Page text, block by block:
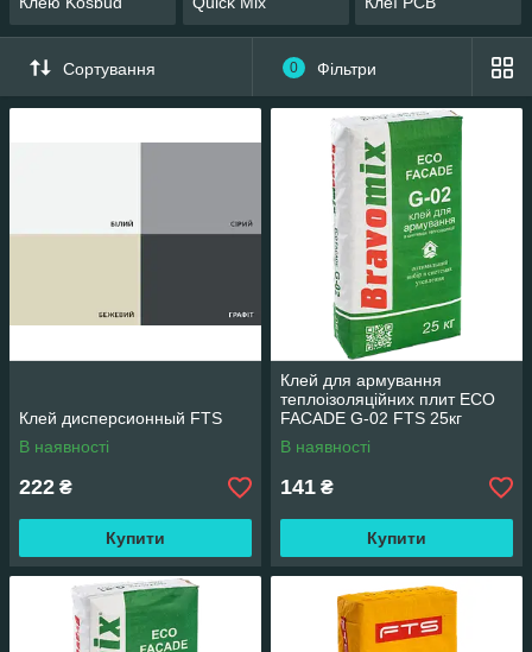
Сортування 0 Фільтри
Клей дисперсионный FTS
В наявності
222 ₴
Купити
Клей для армування
теплоізоляційних плит ECO
FACADE G-02 FTS 25кг
В наявності
141 ₴
Купити